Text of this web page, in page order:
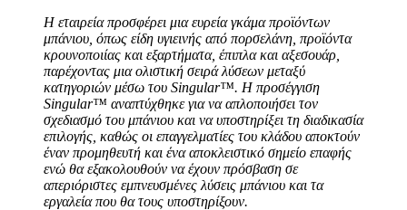
Η εταιρεία προσφέρει μια ευρεία γκάμα προϊόντων
μπάνιου, όπως είδη υγιεινής από πορσελάνη, προϊόντα
κρουνοποιίας και εξαρτήματα, έπιπλα και αξεσουάρ,
παρέχοντας μια ολιστική σειρά λύσεων μεταξύ
κατηγοριών μέσω του Singular™. Η προσέγγιση
Singular™ αναπτύχθηκε για να απλοποιήσει τον
σχεδιασμό του μπάνιου και να υποστηρίξει τη διαδικασία
επιλογής, καθώς οι επαγγελματίες του κλάδου αποκτούν
έναν προμηθευτή και ένα αποκλειστικό σημείο επαφής
ενώ θα εξακολουθούν να έχουν πρόσβαση σε
απεριόριστες εμπνευσμένες λύσεις μπάνιου και τα
εργαλεία που θα τους υποστηρίξουν.